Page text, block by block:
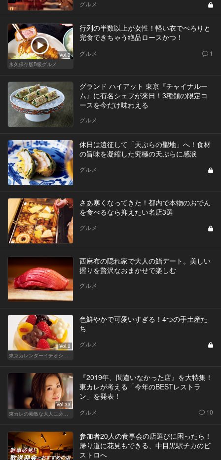
グルメ
Vol.3
永久保存版B級グルメ
行列の半数以上が女性！軽い衣でぺろりと
完食できちゃう絶品ロースかつ！
グルメ 1
グランド ハイアット 東京『チャイナルー
ム』に有名シェフが来日！3種類の限定コ
ースを今だけ味わえる
グルメ
休日は遠征して「天ぷらの聖地」へ！食材
の旨味を凝縮した究極の天ぷらに感涙
グルメ
さあ寒くなってきた！都内で本物のおでん
を食べるなら抑えたい名店3選
グルメ
西麻布の隠れ家で大人の鮨デート。美しい
握りを贅沢なおまかせで楽しむ
グルメ
Vol.2
東京カレンダーイチオシ！絶対外さない手土産
色鮮やかで可愛いすぎる！4つの手土産た
ち
グルメ
Vol.33
東カレの素敵な大人に必要なこと
『2019年、間違いなかった店』を大特集！
東カレが考える「今年のBESTレストラ
ン」を発表！
グルメ 10
参加者20人の食事会の店選びに困ったら！
帰り道に花見もできる、中目黒駅チカのビ
ストロへ